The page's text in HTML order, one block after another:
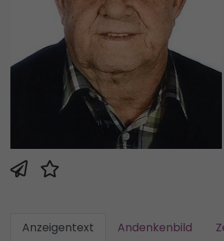
Anzeigentext Andenkenbild